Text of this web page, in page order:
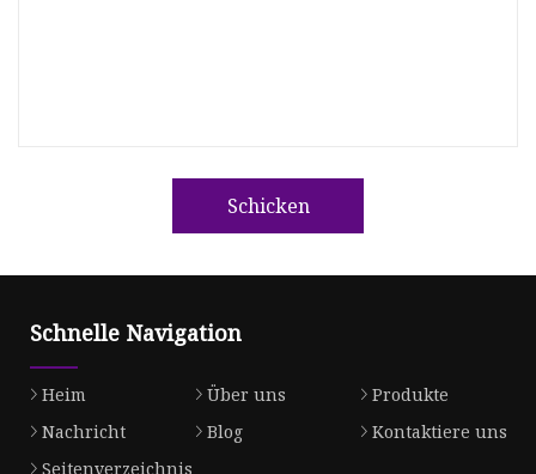
Schicken
Schnelle Navigation
Heim Über uns
Produkte
Nachricht
Blog
Kontaktiere uns
Seitenverzeichnis